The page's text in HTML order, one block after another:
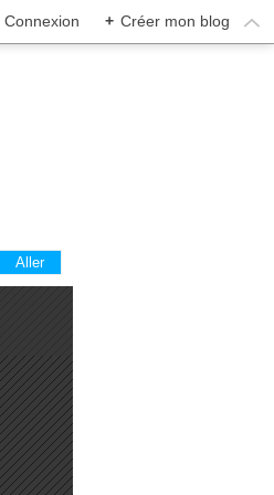
Connexion + Créer mon blog